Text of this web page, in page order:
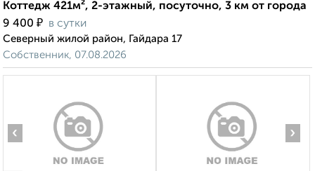
Коттедж 421м², 2-этажный, посуточно, 3 км от города
9 400 ₽ в сутки
Северный жилой район, Гайдара 17
Собственник, 07.08.2026
‹ ›